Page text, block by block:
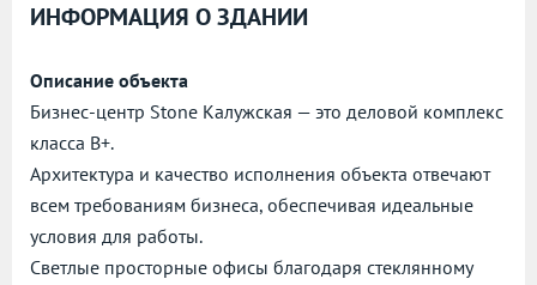
ИНФОРМАЦИЯ О ЗДАНИИ
Описание объекта
Бизнес-центр Stone Калужская — это деловой комплекс
класса B+.
Архитектура и качество исполнения объекта отвечают
всем требованиям бизнеса, обеспечивая идеальные
условия для работы.
Светлые просторные офисы благодаря стеклянному